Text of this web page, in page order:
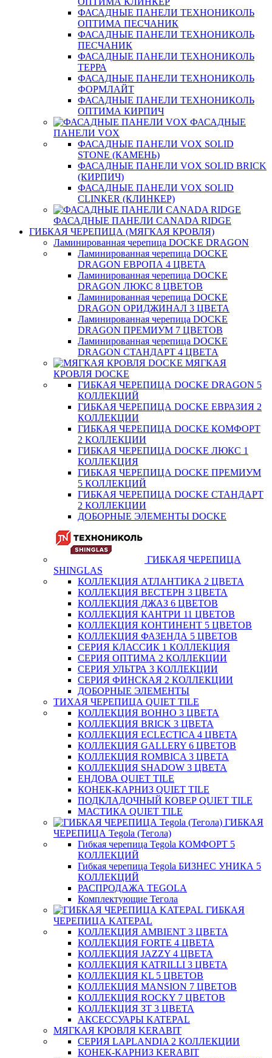
ФАСАДНЫЕ ПАНЕЛИ ТЕХНОНИКОЛЬ
ОПТИМА ПЕСЧАНИК
ФАСАДНЫЕ ПАНЕЛИ ТЕХНОНИКОЛЬ
ПЕСЧАНИК
ФАСАДНЫЕ ПАНЕЛИ ТЕХНОНИКОЛЬ
ТЕРРА
ФАСАДНЫЕ ПАНЕЛИ ТЕХНОНИКОЛЬ
ФОРМЛАЙТ
ФАСАДНЫЕ ПАНЕЛИ ТЕХНОНИКОЛЬ
ОПТИМА КИРПИЧ
ФАСАДНЫЕ
ПАНЕЛИ VOX
ФАСАДНЫЕ ПАНЕЛИ VOX SOLID
STONE (КАМЕНЬ)
ФАСАДНЫЕ ПАНЕЛИ VOX SOLID BRICK
(КИРПИЧ)
ФАСАДНЫЕ ПАНЕЛИ VOX SOLID
CLINКER (КЛИНКЕР)
ФАСАДНЫЕ ПАНЕЛИ CANADA RIDGE
ГИБКАЯ ЧЕРЕПИЦА (МЯГКАЯ КРОВЛЯ)
Ламинированная черепица DOCKE DRAGON
Ламинированная черепица DOCKE
DRAGON ЕВРОПА 4 ЦВЕТА
Ламинированная черепица DOCKE
DRAGON ЛЮКС 8 ЦВЕТОВ
Ламинированная черепица DOCKE
DRAGON ОРИДЖИНАЛ 3 ЦВЕТА
Ламинированная черепица DOCKE
DRAGON ПРЕМИУМ 7 ЦВЕТОВ
Ламинированная черепица DOCKE
DRAGON СТАНДАРТ 4 ЦВЕТA
МЯГКАЯ
КРОВЛЯ DOCKE
ГИБКАЯ ЧЕРЕПИЦА DOCKE DRAGON 5
КОЛЛЕКЦИЙ
ГИБКАЯ ЧЕРЕПИЦА DOCKE ЕВРАЗИЯ 2
КОЛЛЕКЦИИ
ГИБКАЯ ЧЕРЕПИЦА DOCKE КОМФОРТ
2 КОЛЛЕКЦИИ
ГИБКАЯ ЧЕРЕПИЦА DOCKE ЛЮКС 1
КОЛЛЕКЦИЯ
ГИБКАЯ ЧЕРЕПИЦА DOCKE ПРЕМИУМ
5 КОЛЛЕКЦИЙ
ГИБКАЯ ЧЕРЕПИЦА DOCKE СТАНДАРТ
2 КОЛЛЕКЦИИ
ДОБОРНЫЕ ЭЛЕМЕНТЫ DOCKE
ГИБКАЯ ЧЕРЕПИЦА
SHINGLAS
КОЛЛЕКЦИЯ АТЛАНТИКА 2 ЦВЕТА
КОЛЛЕКЦИЯ ВЕСТЕРН 3 ЦВЕТА
КОЛЛЕКЦИЯ ДЖАЗ 6 ЦВЕТОВ
КОЛЛЕКЦИЯ КАНТРИ 11 ЦВЕТОВ
КОЛЛЕКЦИЯ КОНТИНЕНТ 5 ЦВЕТОВ
КОЛЛЕКЦИЯ ФАЗЕНДА 5 ЦВЕТОВ
СЕРИЯ КЛАССИК 1 КОЛЛЕКЦИЯ
СЕРИЯ ОПТИМА 2 КОЛЛЕКЦИИ
СЕРИЯ УЛЬТРА 3 КОЛЛЕКЦИИ
СЕРИЯ ФИНСКАЯ 2 КОЛЛЕКЦИИ
ДОБОРНЫЕ ЭЛЕМЕНТЫ
ТИХАЯ ЧЕРЕПИЦА QUIET TILE
КОЛЛЕКЦИЯ BOHHO 3 ЦВЕТА
КОЛЛЕКЦИЯ BRICK 3 ЦВЕТА
КОЛЛЕКЦИЯ ECLECTICA 4 ЦВЕТА
КОЛЛЕКЦИЯ GALLERY 6 ЦВЕТОВ
КОЛЛЕКЦИЯ ROMBICA 3 ЦВЕТА
КОЛЛЕКЦИЯ SHADOW 3 ЦВЕТА
ЕНДОВА QUIET TILE
КОНЕК-КАРНИЗ QUIET TILE
ПОДКЛАДОЧНЫЙ КОВЕР QUIET TILE
МАСТИКА QUIET TILE
ГИБКАЯ
ЧЕРЕПИЦА Tegola (Тегола)
Гибкая черепица Tegola КОМФОРТ 5
КОЛЛЕКЦИЙ
Гибкая черепица Tegola БИЗНЕС УНИКА 5
КОЛЛЕКЦИЙ
РАСПРОДАЖА TEGOLA
Комплектующие Тегола
ГИБКАЯ
ЧЕРЕПИЦА KATEPAL
КОЛЛЕКЦИЯ AMBIENT 3 ЦВЕТА
КОЛЛЕКЦИЯ FORTE 4 ЦВЕТА
КОЛЛЕКЦИЯ JAZZY 4 ЦВЕТА
КОЛЛЕКЦИЯ KATRILLI 3 ЦВЕТА
КОЛЛЕКЦИЯ KL 5 ЦВЕТОВ
КОЛЛЕКЦИЯ MANSION 7 ЦВЕТОВ
КОЛЛЕКЦИЯ ROCKY 7 ЦВЕТОВ
КОЛЛЕКЦИЯ ЗТ 3 ЦВЕТА
АКСЕССУАРЫ KATEPAL
МЯГКАЯ КРОВЛЯ KERABIT
СЕРИЯ LAPLANDIA 2 КОЛЛЕКЦИИ
КОНЕК-КАРНИЗ KERABIT